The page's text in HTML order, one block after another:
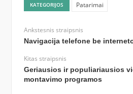
KATEGORIJOS Patarimai
Ankstesnis straipsnis
Navigacija telefone be
Kitas straipsnis
Geriausios ir populiariausios
montavimo programos